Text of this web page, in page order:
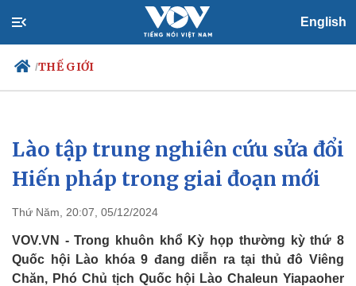
English
/THẾ GIỚI
Chính trị
Đảng
Tổ chức nhân sự
Nhận diện sự thật
Xã hội
Tin 24h
Dự báo thời tiết
Việc làm
Biển đảo
Lào tập trung nghiên cứu sửa đổi
Hiến pháp trong giai đoạn mới
Thứ Năm, 20:07, 05/12/2024
VOV.VN - Trong khuôn khổ Kỳ họp thường kỳ thứ 8
Quốc hội Lào khóa 9 đang diễn ra tại thủ đô Viêng
Chăn, Phó Chủ tịch Quốc hội Lào Chaleun Yiapaoher